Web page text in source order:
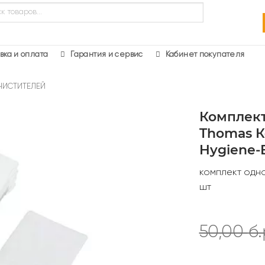
и оплата Гарантия и сервис Кабинет покупателя
Thomas
Hygiene-
комплект
шт
50,00